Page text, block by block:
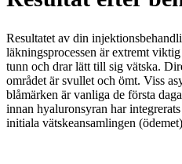
Resultatet av din
läkningsprocessen är extremt
tunn och drar lätt till sig vätska.
området är svullet och ömt. Viss
blåmärken är vanliga de första
innan hyaluronsyran har
initiala vätskeansamlingen